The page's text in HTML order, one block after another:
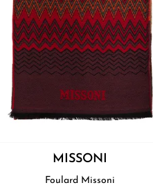
MISSONI
Foulard Missoni